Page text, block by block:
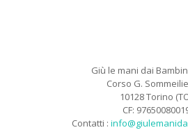
Giù le mani dai
Corso G.
10128 Torino
CF:
Contatti :